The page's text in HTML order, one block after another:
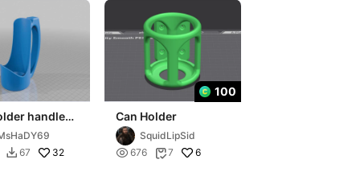
handle
for 500ml
 67 32
100
Can Holder
SquidLipSid
 676 7 6